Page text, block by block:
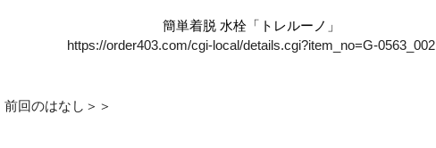
簡単着脱 水栓「トレルーノ」
https://order403.com/cgi-local/details.cgi?item_no=G-0563_002
前回のはなし＞＞